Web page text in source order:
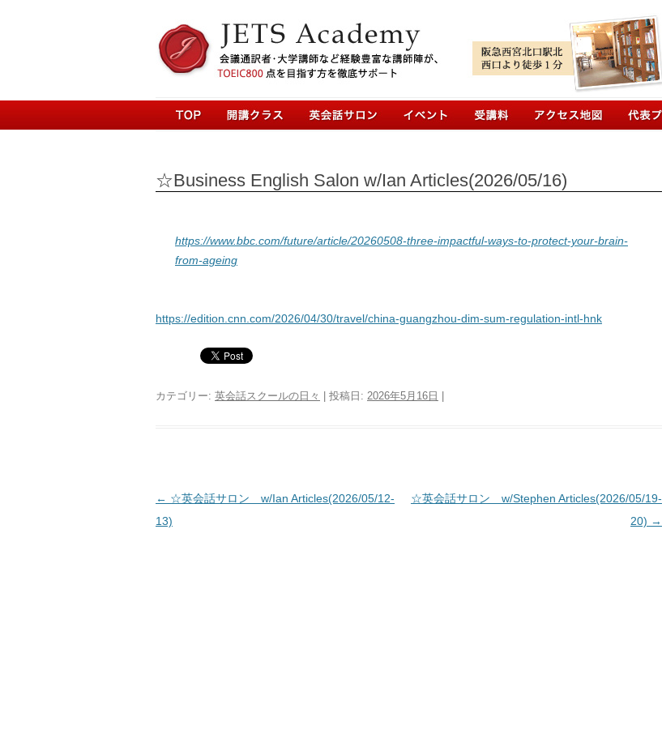
コンテンツへ移動
☆Business English Salon w/Ian Articles(2026/05/16)
https://www.bbc.com/future/article/20260508-three-impactful-ways-to-protect-your-brain-
from-ageing
https://edition.cnn.com/2026/04/30/travel/china-guangzhou-dim-sum-regulation-intl-hnk
カテゴリー: 英会話スクールの日々 | 投稿日: 2026年5月16日
投稿ナビゲーション
← ☆英会話サロン w/Ian Articles(2026/05/12-
13)
☆英会話サロン w/Stephen Articles(2026/05/19-
20) →